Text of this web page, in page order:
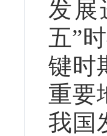
发展
五”
键时
重要
我国